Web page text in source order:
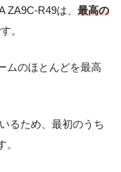
ZA9C-R49は、 最高の
。
ムのほとんどを最高
るため、最初のうち